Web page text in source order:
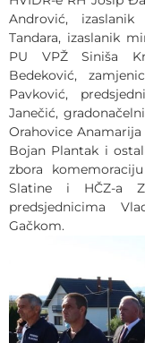
Andrović,
Tandara, izaslanik
PU VPŽ Siniša
Bedeković,
Pavković,
Janečić,
Orahovice
Bojan Plantak i
zbora
Slatine i HČZ-a
predsjednicima
Gačkom.